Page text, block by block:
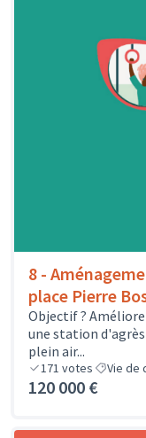
8 -
place Pierre
Objectif ?
une station
plein air...
171 votes Vie de
120 000 €